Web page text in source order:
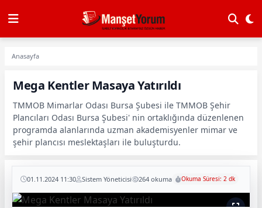
Anasayfa
Mega Kentler Masaya Yatırıldı
TMMOB Mimarlar Odası Bursa Şubesi ile TMMOB Şehir
Plancıları Odası Bursa Şubesi' nin ortaklığında düzenlenen
programda alanlarında uzman akademisyenler mimar ve
şehir plancısı meslektaşları ile buluşturdu.
01.11.2024 11:30 Sistem Yöneticisi 264 okuma Okuma Süresi: 2 dk